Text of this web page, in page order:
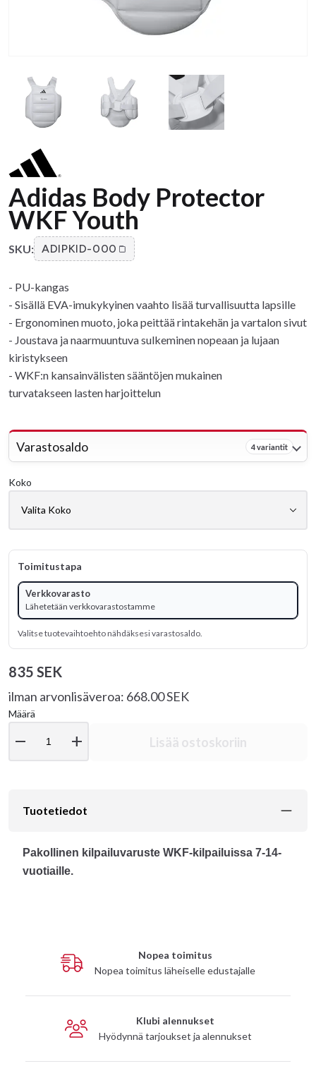
Adidas Body Protector
WKF Youth
SKU: ADIPKID-000
- PU-kangas
- Sisällä EVA-imukykyinen vaahto lisää turvallisuutta lapsille
- Ergonominen muoto, joka peittää rintakehän ja vartalon sivut
- Joustava ja naarmuuntuva sulkeminen nopeaan ja lujaan
kiristykseen
- WKF:n kansainvälisten sääntöjen mukainen
turvatakseen lasten harjoittelun
Varastosaldo 4 variantit
Koko
Toimitustapa
Verkkovarasto
Lähetetään verkkovarastostamme
Valitse tuotevaihtoehto nähdäksesi varastosaldo.
835 SEK
ilman arvonlisäveroa: 668.00 SEK
Määrä
remove add Lisää ostoskoriin
Tuotetiedot
Pakollinen kilpailuvaruste WKF-kilpailuissa 7-14-
vuotiaille.
Nopea toimitus
Nopea toimitus läheiselle edustajalle
Klubi alennukset
Hyödynnä tarjoukset ja alennukset